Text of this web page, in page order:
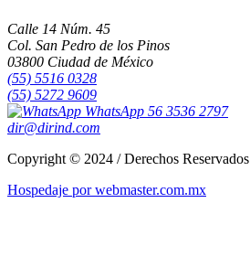
Calle 14 Núm. 45
Col. San Pedro de los Pinos
03800 Ciudad de México
(55) 5516 0328
(55) 5272 9609
WhatsApp 56 3536 2797
dir@dirind.com
Copyright © 2024 / Derechos Reservados
Hospedaje por webmaster.com.mx